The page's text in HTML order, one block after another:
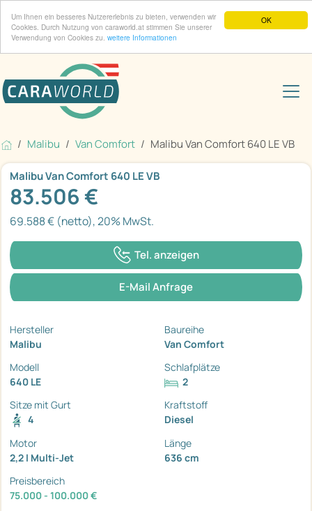
OK
Um Ihnen ein besseres Nutzererlebnis zu bieten, verwenden wir
Cookies. Durch Nutzung von caraworld.at stimmen Sie unserer
Verwendung von Cookies zu. weitere Informationen
Malibu Van Comfort Malibu Van Comfort 640 LE VB
Malibu Van Comfort 640 LE VB
83.506 €
69.588 € (netto), 20% MwSt.
Tel. anzeigen
E-Mail Anfrage
Hersteller
Malibu
Baureihe
Van Comfort
Modell
640 LE
Schlafplätze
2
Sitze mit Gurt
4
Kraftstoff
Diesel
Motor
2,2 l Multi-Jet
Länge
636 cm
Preisbereich
75.000 - 100.000 €